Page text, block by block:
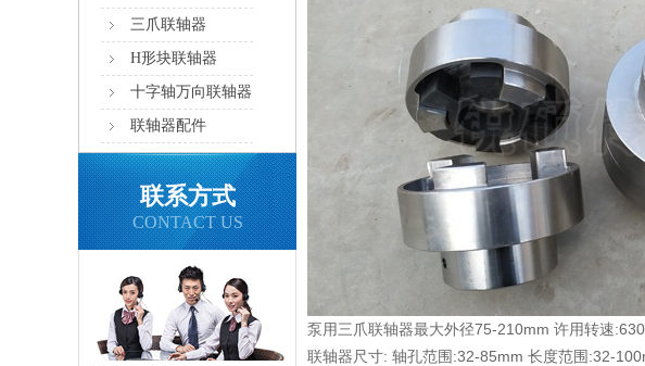
三爪联轴器
H形块联轴器
十字轴万向联轴器
联轴器配件
联系方式
CONTACT US
泵用三爪联轴器最大外径75-210mm 许用转速
联轴器尺寸: 轴孔范围:32-85mm 长度范围:32-